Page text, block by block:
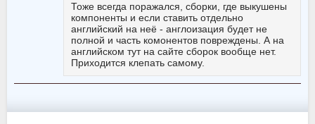
Тоже всегда поражался, сборки, где выкушены
компоненты и если ставить отдельно
английский на неё - англоизация будет не
полной и часть комонентов повреждены. А на
английском тут на сайте сборок вообще нет.
Приходится клепать самому.